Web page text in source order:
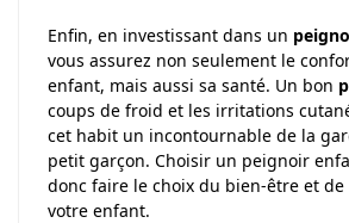
Enfin, en investissant dans un
vous assurez non seulement le
enfant, mais aussi sa santé. Un bon
coups de froid et les irritations
cet habit un incontournable de la
petit garçon. Choisir un peignoir
donc faire le choix du bien-être et
votre enfant.